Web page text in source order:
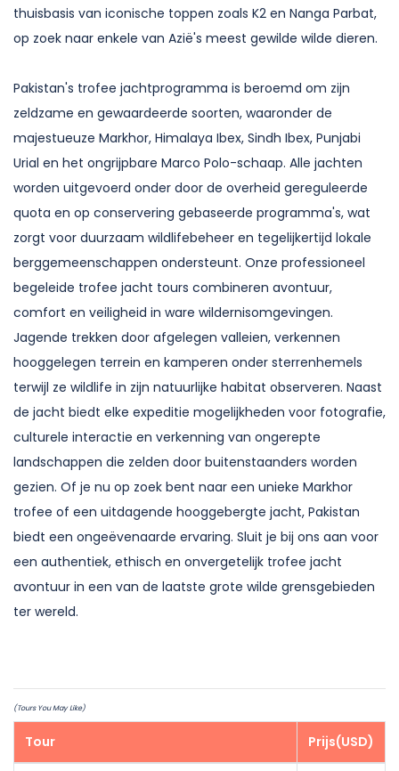
thuisbasis van iconische toppen zoals K2 en Nanga Parbat,
op zoek naar enkele van Azië's meest gewilde wilde dieren.
Pakistan's trofee jachtprogramma is beroemd om zijn
zeldzame en gewaardeerde soorten, waaronder de
majestueuze Markhor, Himalaya Ibex, Sindh Ibex, Punjabi
Urial en het ongrijpbare Marco Polo-schaap. Alle jachten
worden uitgevoerd onder door de overheid gereguleerde
quota en op conservering gebaseerde programma's, wat
zorgt voor duurzaam wildlifebeheer en tegelijkertijd lokale
berggemeenschappen ondersteunt. Onze professioneel
begeleide trofee jacht tours combineren avontuur,
comfort en veiligheid in ware wildernisomgevingen.
Jagende trekken door afgelegen valleien, verkennen
hooggelegen terrein en kamperen onder sterrenhemels
terwijl ze wildlife in zijn natuurlijke habitat observeren. Naast
de jacht biedt elke expeditie mogelijkheden voor fotografie,
culturele interactie en verkenning van ongerepte
landschappen die zelden door buitenstaanders worden
gezien. Of je nu op zoek bent naar een unieke Markhor
trofee of een uitdagende hooggebergte jacht, Pakistan
biedt een ongeëvenaarde ervaring. Sluit je bij ons aan voor
een authentiek, ethisch en onvergetelijk trofee jacht
avontuur in een van de laatste grote wilde grensgebieden
ter wereld.
(Tours You May Like)
Tour Prijs(USD)